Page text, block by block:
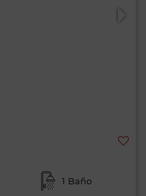
1 Baño